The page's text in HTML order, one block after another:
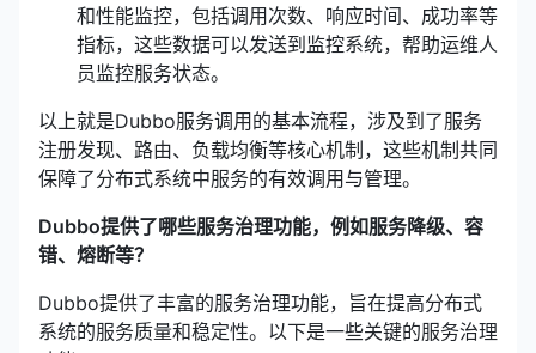
和性能监控，包括调用次数、响应时间、成功率等
指标，这些数据可以发送到监控系统，帮助运维人
员监控服务状态。
以上就是Dubbo服务调用的基本流程，涉及到了服务
注册发现、路由、负载均衡等核心机制，这些机制共同
保障了分布式系统中服务的有效调用与管理。
Dubbo提供了哪些服务治理功能，例如服务降级、容
错、熔断等？
Dubbo提供了丰富的服务治理功能，旨在提高分布式
系统的服务质量和稳定性。以下是一些关键的服务治理